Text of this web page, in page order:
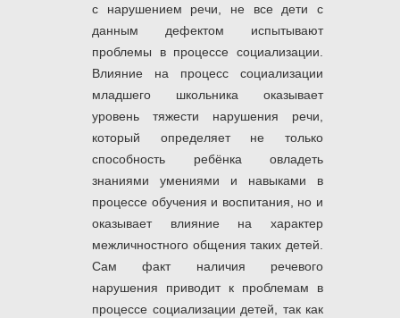
с нарушением речи, не все дети с
данным дефектом испытывают
проблемы в процессе социализации.
Влияние на процесс социализации
младшего школьника оказывает
уровень тяжести нарушения речи,
который определяет не только
способность ребёнка овладеть
знаниями умениями и навыками в
процессе обучения и воспитания, но и
оказывает влияние на характер
межличностного общения таких детей.
Сам факт наличия речевого
нарушения приводит к проблемам в
процессе социализации детей, так как